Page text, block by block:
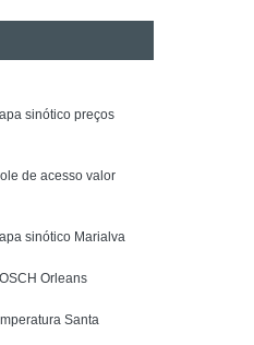
Cancela
Commbox
Energia Solar
Paraná
Microwave
Eletrônica
sinótico preços
de acesso valor
sinótico Marialva
Orleans
Santa